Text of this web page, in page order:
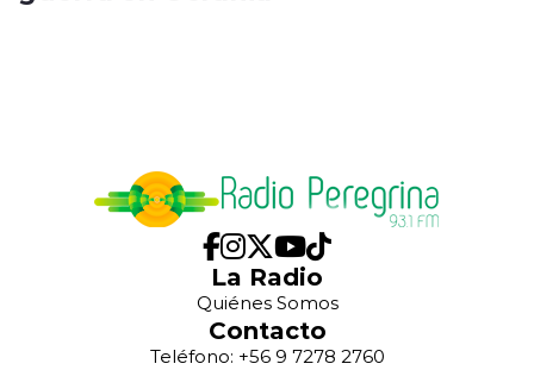
La Radio
Quiénes Somos
Contacto
Teléfono: +56 9 7278 2760